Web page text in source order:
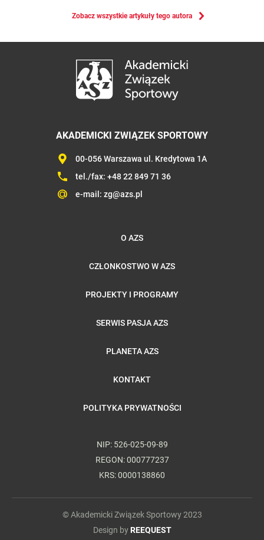
Zobacz wszystkie artykuły tego autora
AKADEMICKI ZWIĄZEK SPORTOWY
00-056 Warszawa ul. Kredytowa 1A
tel./fax: +48 22 849 71 36
e-mail: zg@azs.pl
O AZS
CZŁONKOSTWO W AZS
PROJEKTY I PROGRAMY
SERWIS PASJA AZS
PLANETA AZS
KONTAKT
POLITYKA PRYWATNOŚCI
NIP: 526-025-09-89
REGON: 000777237
KRS: 0000138860
© Akademicki Związek Sportowy 2023
Design by REEQUEST